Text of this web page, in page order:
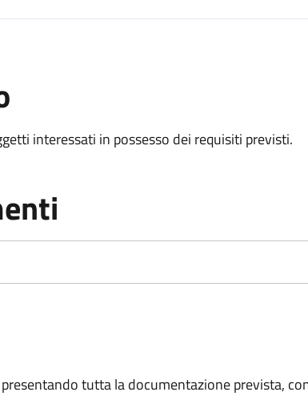
interessati in possesso dei requisiti previsti.
tutta la documentazione prevista,